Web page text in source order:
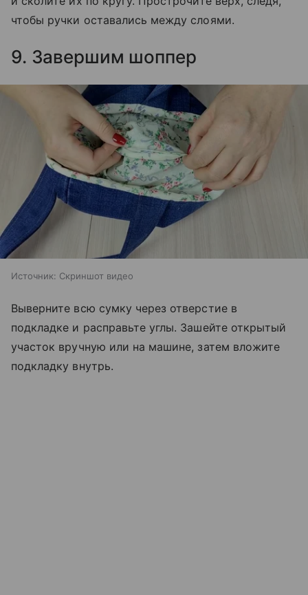
чтобы ручки оставались между слоями.
9. Завершим шоппер
Источник: Скриншот видео
Выверните всю сумку через отверстие в
подкладке и расправьте углы. Зашейте открытый
участок вручную или на машине, затем вложите
подкладку внутрь.